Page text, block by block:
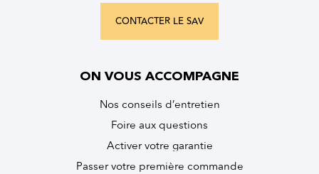
CONTACTER LE SAV
ON VOUS ACCOMPAGNE
Nos conseils d’entretien
Foire aux questions
Activer votre garantie
Passer votre première commande